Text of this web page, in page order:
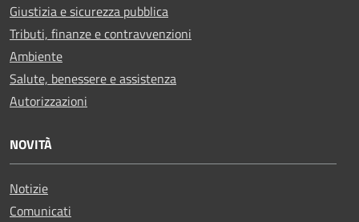
Giustizia e sicurezza pubblica
Tributi, finanze e contravvenzioni
Ambiente
Salute, benessere e assistenza
Autorizzazioni
NOVITÀ
Notizie
Comunicati